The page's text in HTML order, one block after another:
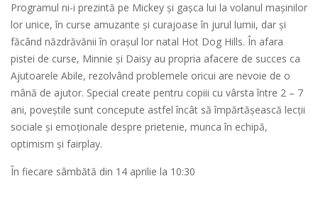
Programul ni-i prezintă pe Mickey și gașca lui la volanul mașinilor
lor unice, în curse amuzante și curajoase în jurul lumii, dar și
făcând năzdrăvănii în orașul lor natal Hot Dog Hills. În afara
pistei de curse, Minnie și Daisy au propria afacere de succes ca
Ajutoarele Abile, rezolvând problemele oricui are nevoie de o
mână de ajutor. Special create pentru copiii cu vârsta între 2 – 7
ani, poveștile sunt concepute astfel încât să împărtășească lecții
sociale și emoționale despre prietenie, munca în echipă,
optimism și fairplay.
În fiecare sâmbătă din 14 aprilie la 10:30